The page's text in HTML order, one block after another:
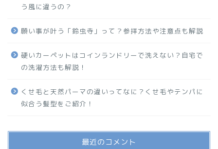
う風に違うの？
願い事が叶う「鈴虫寺」って？参拝方法や注意点も解説
硬いカーペットはコインランドリーで洗えない？自宅で
の洗濯方法も解説！
くせ毛と天然パーマの違いってなに？くせ毛やテンパに
似合う髪型をご紹介！
最近のコメント